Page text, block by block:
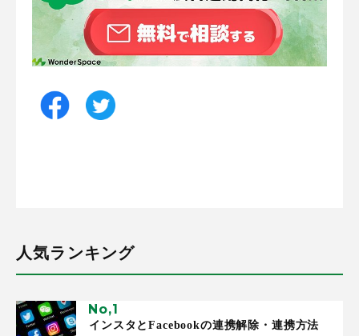
人気ランキング
インスタとFacebookの連携解除・連携方法